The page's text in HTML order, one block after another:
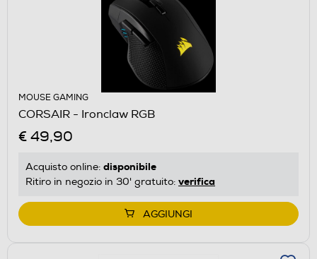
MOUSE GAMING
CORSAIR - Ironclaw RGB
€ 49,90
Acquisto online: disponibile
Ritiro in negozio in 30' gratuito: verifica
AGGIUNGI